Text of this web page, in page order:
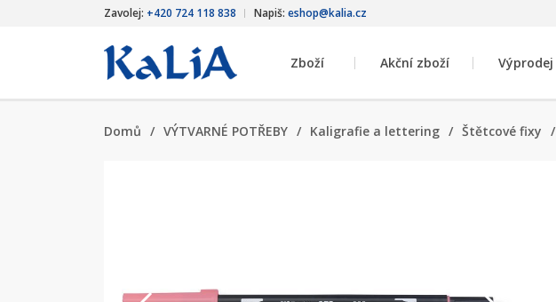
Zavolej: +420 724 118 838 Napiš: eshop@kalia.cz
Zboží Akční zboží Výprodej
Domů / VÝTVARNÉ POTŘEBY / Kaligrafie a lettering / Štětcové fixy /